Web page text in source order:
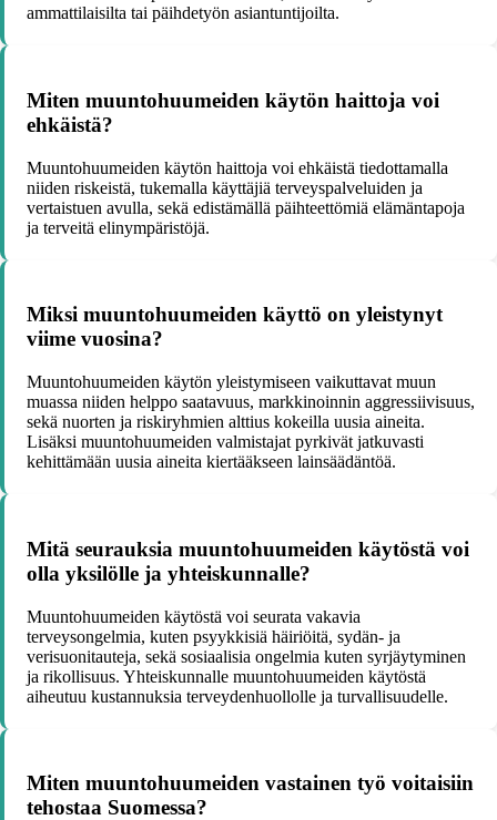
ammattilaisilta tai päihdetyön asiantuntijoilta.
Miten muuntohuumeiden käytön haittoja voi
ehkäistä?
Muuntohuumeiden käytön haittoja voi ehkäistä tiedottamalla
niiden riskeistä, tukemalla käyttäjiä terveyspalveluiden ja
vertaistuen avulla, sekä edistämällä päihteettömiä elämäntapoja
ja terveitä elinympäristöjä.
Miksi muuntohuumeiden käyttö on yleistynyt
viime vuosina?
Muuntohuumeiden käytön yleistymiseen vaikuttavat muun
muassa niiden helppo saatavuus, markkinoinnin aggressiivisuus,
sekä nuorten ja riskiryhmien alttius kokeilla uusia aineita.
Lisäksi muuntohuumeiden valmistajat pyrkivät jatkuvasti
kehittämään uusia aineita kiertääkseen lainsäädäntöä.
Mitä seurauksia muuntohuumeiden käytöstä voi
olla yksilölle ja yhteiskunnalle?
Muuntohuumeiden käytöstä voi seurata vakavia
terveysongelmia, kuten psyykkisiä häiriöitä, sydän- ja
verisuonitauteja, sekä sosiaalisia ongelmia kuten syrjäytyminen
ja rikollisuus. Yhteiskunnalle muuntohuumeiden käytöstä
aiheutuu kustannuksia terveydenhuollolle ja turvallisuudelle.
Miten muuntohuumeiden vastainen työ voitaisiin
tehostaa Suomessa?